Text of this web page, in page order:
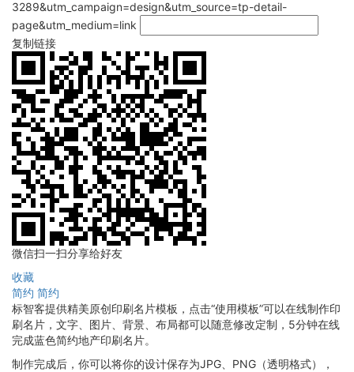
3289&utm_campaign=design&utm_source=tp-detail-
page&utm_medium=link
复制链接
微信扫一扫分享给好友
收藏
简约 简约
标智客提供精美原创印刷名片模板，点击“使用模板”可以在线制作印
刷名片，文字、图片、背景、布局都可以随意修改定制，5分钟在线
完成蓝色简约地产印刷名片。
制作完成后，你可以将你的设计保存为JPG、PNG（透明格式），